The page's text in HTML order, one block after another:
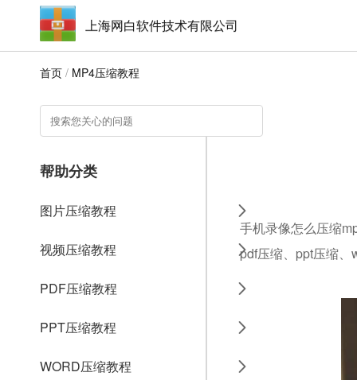
上海网白软件技术有限公司
首页 / MP4压缩教程
帮助分类
图片压缩教程
视频压缩教程
PDF压缩教程
PPT压缩教程
WORD压缩教程
手机录像怎么压缩
pdf压缩、ppt压缩